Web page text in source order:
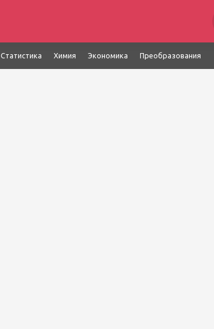
Статистика Химия Экономика Преобразования